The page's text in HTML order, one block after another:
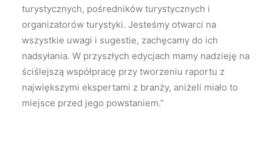
turystycznych, pośredników turystycznych i
organizatorów turystyki. Jesteśmy otwarci na
wszystkie uwagi i sugestie, zachęcamy do ich
nadsyłania. W przyszłych edycjach mamy nadzieję na
ściślejszą współpracę przy tworzeniu raportu z
największymi ekspertami z branży, aniżeli miało to
miejsce przed jego powstaniem.”